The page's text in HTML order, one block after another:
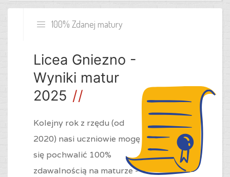
100% Zdanej matury
Licea Gniezno -
Wyniki matur
2025
Kolejny rok z rzędu (od
2020) nasi uczniowie mogę
się pochwalić 100%
zdawalnością na maturze -